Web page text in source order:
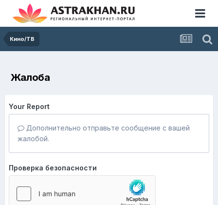
Кино/ТВ
Жалоба
Your Report
Дополнительно отправьте сообщение с вашей
жалобой.
Проверка безопасности